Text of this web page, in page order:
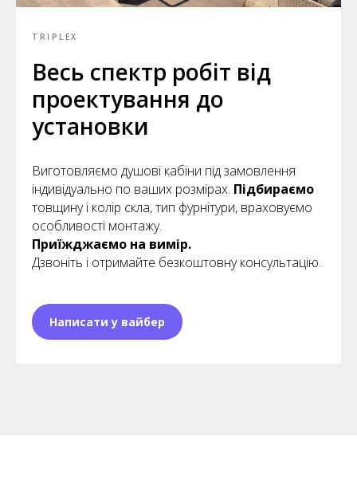
TRIPLEX
Весь спектр робіт від
проектування до
установки
Виготовляємо душові кабіни під замовлення
індивідуально по ваших розмірах. Підбираємо
товщину і колір скла, тип фурнітури, враховуємо
особливості монтажу.
Приїжджаємо на вимір.
Дзвоніть і отримайте безкоштовну консультацію.
Написати у вайбер